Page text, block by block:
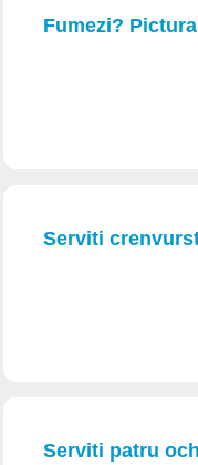
Fumezi?
Serviti
Serviti patru